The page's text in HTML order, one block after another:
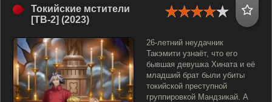
Токийские мстители
[ТВ-2] (2023)
26-летний неудачник
Такэмити узнаёт, что его
бывшая девушка Хината и её
младший брат были убиты
токийской преступной
группировкой Мандзикай. А